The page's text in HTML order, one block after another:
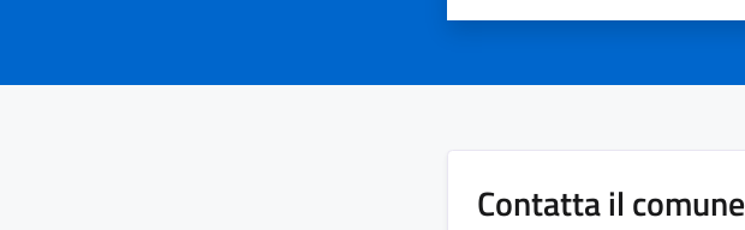
Contatta il comune